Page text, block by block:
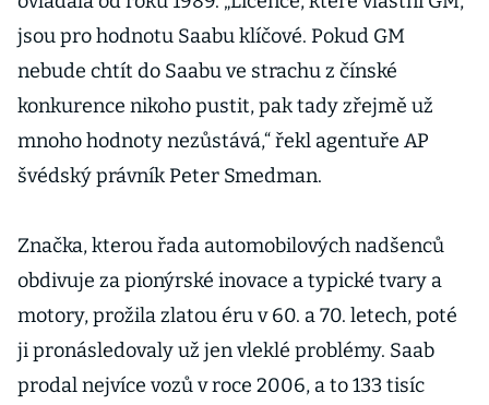
jsou pro hodnotu Saabu klíčové. Pokud GM
nebude chtít do Saabu ve strachu z čínské
konkurence nikoho pustit, pak tady zřejmě už
mnoho hodnoty nezůstává,“ řekl agentuře AP
švédský právník Peter Smedman.
Značka, kterou řada automobilových nadšenců
obdivuje za pionýrské inovace a typické tvary a
motory, prožila zlatou éru v 60. a 70. letech, poté
ji pronásledovaly už jen vleklé problémy. Saab
prodal nejvíce vozů v roce 2006, a to 133 tisíc